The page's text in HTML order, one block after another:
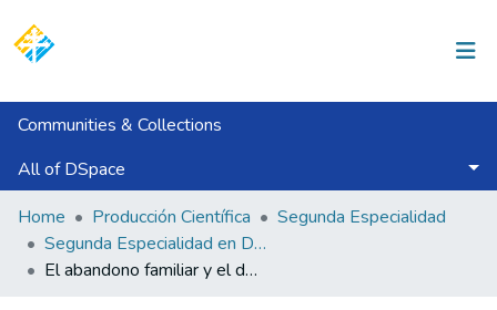
Communities & Collections
All of DSpace
Statistics
Home Producción Científica
Segunda Especialidad
Segunda Especialidad en Didáctica de la Matemática
El abandono familiar y el desarrollo de las competencias de matemáticas en estudiantes de educación básica regular